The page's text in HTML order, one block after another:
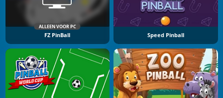
ALLEEN VOOR PC
FZ PinBall Speed Pinball